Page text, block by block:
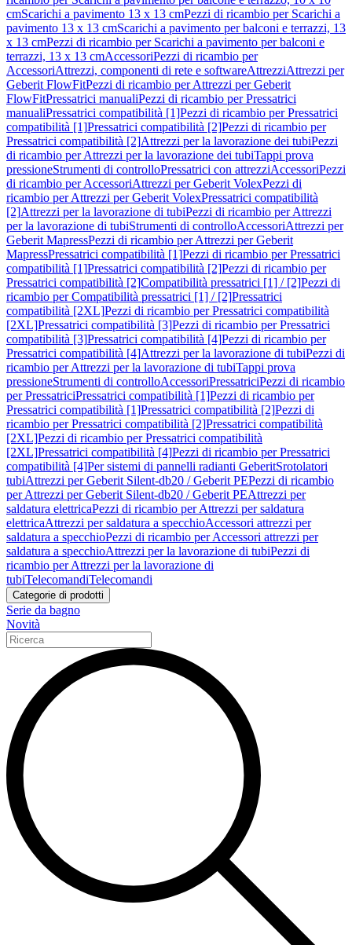
cmScarichi a pavimento 13 x 13 cmPezzi di ricambio per Scarichi a
pavimento 13 x 13 cmScarichi a pavimento per balconi e terrazzi, 13
x 13 cmPezzi di ricambio per Scarichi a pavimento per balconi e
terrazzi, 13 x 13 cmAccessoriPezzi di ricambio per
AccessoriAttrezzi, componenti di rete e softwareAttrezziAttrezzi per
Geberit FlowFitPezzi di ricambio per Attrezzi per Geberit
FlowFitPressatrici manualiPezzi di ricambio per Pressatrici
manualiPressatrici compatibilità [1]Pezzi di ricambio per Pressatrici
compatibilità [1]Pressatrici compatibilità [2]Pezzi di ricambio per
Pressatrici compatibilità [2]Attrezzi per la lavorazione dei tubiPezzi
di ricambio per Attrezzi per la lavorazione dei tubiTappi prova
pressioneStrumenti di controlloPressatrici con attrezziAccessoriPezzi
di ricambio per AccessoriAttrezzi per Geberit VolexPezzi di
ricambio per Attrezzi per Geberit VolexPressatrici compatibilità
[2]Attrezzi per la lavorazione di tubiPezzi di ricambio per Attrezzi
per la lavorazione di tubiStrumenti di controlloAccessoriAttrezzi per
Geberit MapressPezzi di ricambio per Attrezzi per Geberit
MapressPressatrici compatibilità [1]Pezzi di ricambio per Pressatrici
compatibilità [1]Pressatrici compatibilità [2]Pezzi di ricambio per
Pressatrici compatibilità [2]Compatibilità pressatrici [1] / [2]Pezzi di
ricambio per Compatibilità pressatrici [1] / [2]Pressatrici
compatibilità [2XL]Pezzi di ricambio per Pressatrici compatibilità
[2XL]Pressatrici compatibilità [3]Pezzi di ricambio per Pressatrici
compatibilità [3]Pressatrici compatibilità [4]Pezzi di ricambio per
Pressatrici compatibilità [4]Attrezzi per la lavorazione di tubiPezzi di
ricambio per Attrezzi per la lavorazione di tubiTappi prova
pressioneStrumenti di controlloAccessoriPressatriciPezzi di ricambio
per PressatriciPressatrici compatibilità [1]Pezzi di ricambio per
Pressatrici compatibilità [1]Pressatrici compatibilità [2]Pezzi di
ricambio per Pressatrici compatibilità [2]Pressatrici compatibilità
[2XL]Pezzi di ricambio per Pressatrici compatibilità
[2XL]Pressatrici compatibilità [4]Pezzi di ricambio per Pressatrici
compatibilità [4]Per sistemi di pannelli radianti GeberitSrotolatori
tubiAttrezzi per Geberit Silent-db20 / Geberit PEPezzi di ricambio
per Attrezzi per Geberit Silent-db20 / Geberit PEAttrezzi per
saldatura elettricaPezzi di ricambio per Attrezzi per saldatura
elettricaAttrezzi per saldatura a specchioAccessori attrezzi per
saldatura a specchioPezzi di ricambio per Accessori attrezzi per
saldatura a specchioAttrezzi per la lavorazione di tubiPezzi di
ricambio per Attrezzi per la lavorazione di
tubiTelecomandiTelecomandi
Categorie di prodotti
Serie da bagno
Novità